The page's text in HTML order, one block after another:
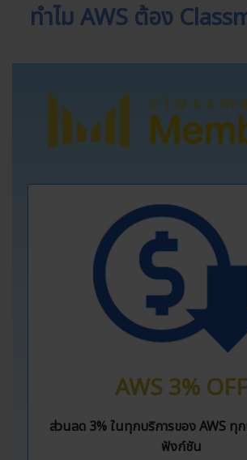
ทำไม AWS ต้อง
AWS 3% OFF
ส่วนลด 3% ในทุกบริการของ AWS ทุ
ฟังก์ชัน